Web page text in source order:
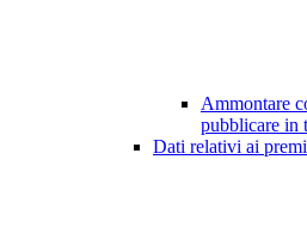
Ammontare
pubblicare in
Dati relativi ai premi